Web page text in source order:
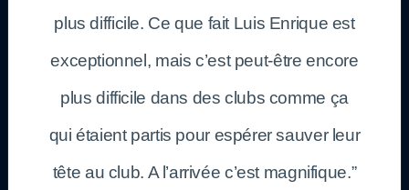
plus difficile. Ce que fait Luis Enrique est
exceptionnel, mais c’est peut-être encore
plus difficile dans des clubs comme ça
qui étaient partis pour espérer sauver leur
tête au club. A l’arrivée c’est magnifique.”